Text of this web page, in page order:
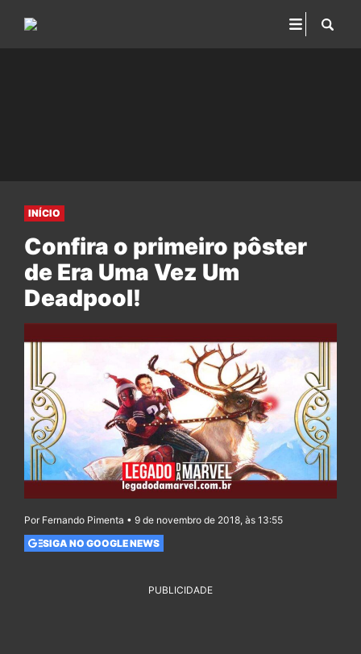
INÍCIO
Confira o primeiro pôster
de Era Uma Vez Um
Deadpool!
Por Fernando Pimenta • 9 de novembro de 2018, às 13:55
SIGA NO GOOGLE NEWS
PUBLICIDADE